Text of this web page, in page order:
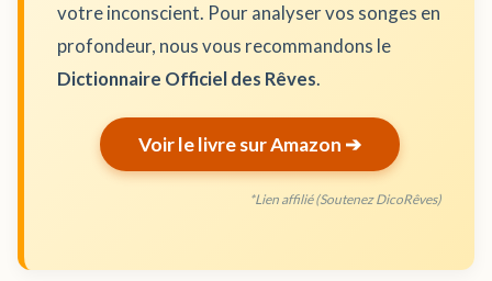
votre inconscient. Pour analyser vos songes en
profondeur, nous vous recommandons le
Dictionnaire Officiel des Rêves.
Voir le livre sur Amazon ➔
*Lien affilié (Soutenez DicoRêves)